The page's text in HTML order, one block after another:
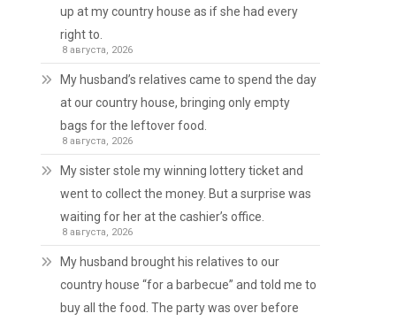
up at my country house as if she had every
right to.
8 августа, 2026
My husband’s relatives came to spend the day
at our country house, bringing only empty
bags for the leftover food.
8 августа, 2026
My sister stole my winning lottery ticket and
went to collect the money. But a surprise was
waiting for her at the cashier’s office.
8 августа, 2026
My husband brought his relatives to our
country house “for a barbecue” and told me to
buy all the food. The party was over before